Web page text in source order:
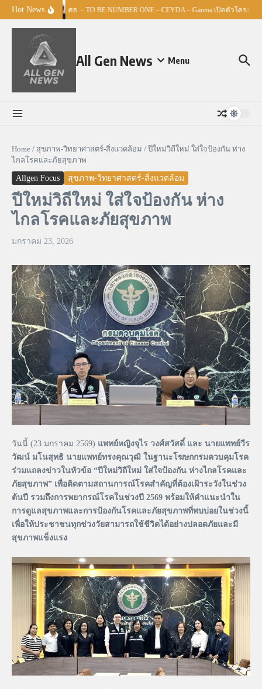
Skip to content
Hot News ศธ. – TO BE NUMBER ONE – CEYDA – Garena เปิดตัวโครงกา
All Gen News Menu
Home / สุขภาพ-วิทยาศาสตร์-สิ่งแวดล้อม / ปีใหม่วิถีใหม่ ใส่ใจป้องกัน ห่าง
ไกลโรคและภัยสุขภาพ
Allgen Focus สุขภาพ-วิทยาศาสตร์-สิ่งแวดล้อม
ปีใหม่วิถีใหม่ ใส่ใจป้องกัน ห่าง
ไกลโรคและภัยสุขภาพ
มกราคม 23, 2026
วันนี้ (23 มกราคม 2569) แพทย์หญิงจุไร วงศ์สวัสดิ์ และ นายแพทย์วีร
วัฒน์ มโนสุทธิ นายแพทย์ทรงคุณวุฒิ ในฐานะโฆษกกรมควบคุมโรค
ร่วมแถลงข่าวในหัวข้อ “ปีใหม่วิถีใหม่ ใส่ใจป้องกัน ห่างไกลโรคและ
ภัยสุขภาพ” เพื่อติดตามสถานการณ์โรคสำคัญที่ต้องเฝ้าระวังในช่วง
ต้นปี รวมถึงการพยากรณ์โรคในช่วงปี 2569 พร้อมให้คำแนะนำใน
การดูแลสุขภาพและการป้องกันโรคและภัยสุขภาพที่พบบ่อยในช่วงนี้
เพื่อให้ประชาชนทุกช่วงวัยสามารถใช้ชีวิตได้อย่างปลอดภัยและมี
สุขภาพแข็งแรง